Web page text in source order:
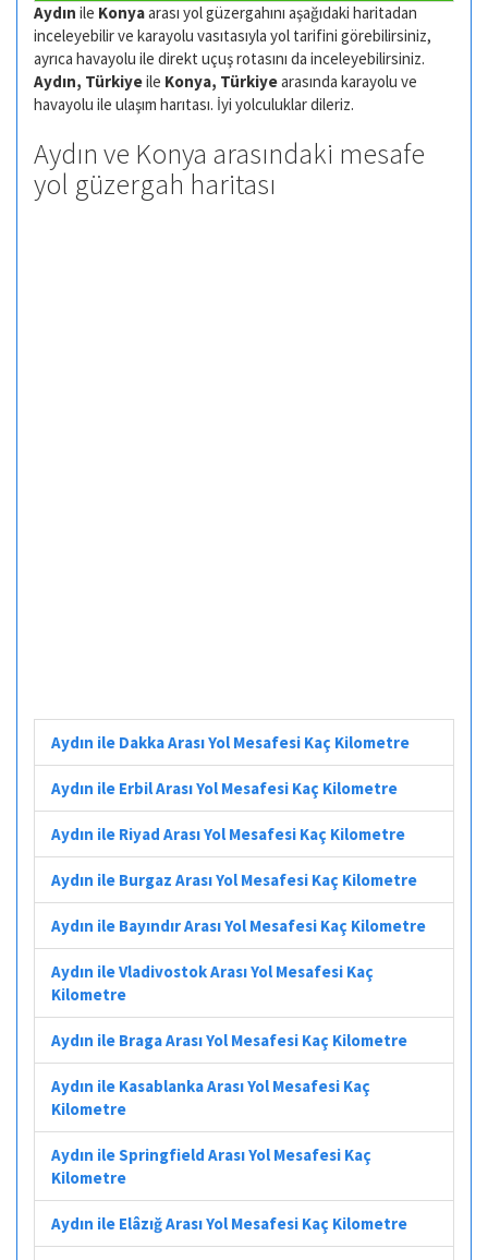
Aydın ile Konyaarası yol güzergahını aşağıdaki haritadan
inceleyebilir ve karayolu vasıtasıyla yol tarifini görebilirsiniz,
ayrıca havayolu ile direkt uçuş rotasını da inceleyebilirsiniz.
Aydın, Türkiyeile Konya, Türkiyearasında karayolu ve
havayolu ile ulaşım harıtası. İyi yolculuklar dileriz.
Aydın ve Konya arasındaki mesafe
yol güzergah haritası
Aydın ile Dakka Arası Yol Mesafesi Kaç Kilometre
Aydın ile Erbil Arası Yol Mesafesi Kaç Kilometre
Aydın ile Riyad Arası Yol Mesafesi Kaç Kilometre
Aydın ile Burgaz Arası Yol Mesafesi Kaç Kilometre
Aydın ile Bayındır Arası Yol Mesafesi Kaç Kilometre
Aydın ile Vladivostok Arası Yol Mesafesi Kaç
Kilometre
Aydın ile Braga Arası Yol Mesafesi Kaç Kilometre
Aydın ile Kasablanka Arası Yol Mesafesi Kaç
Kilometre
Aydın ile Springfield Arası Yol Mesafesi Kaç
Kilometre
Aydın ile Elâzığ Arası Yol Mesafesi Kaç Kilometre